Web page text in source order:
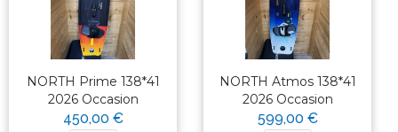
NORTH Prime 138*41
2026 Occasion
450,00 €
NORTH Atmos 138*41
2026 Occasion
599,00 €